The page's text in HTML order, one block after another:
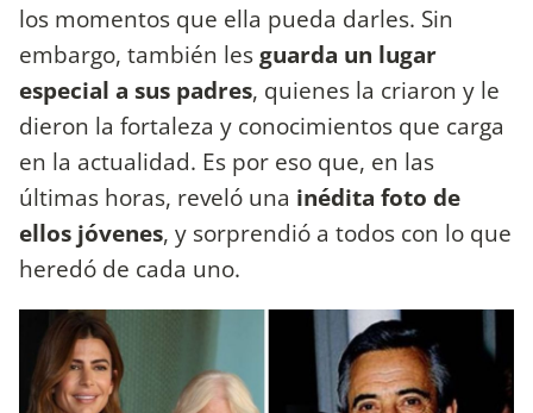
los momentos que ella pueda darles. Sin
embargo, también lesguarda un lugar
especial a sus padres, quienes la criaron y le
dieron la fortaleza y conocimientos que carga
en la actualidad. Es por eso que, en las
últimas horas, reveló una inédita foto de
ellos jóvenes, y sorprendió a todos con lo que
heredó de cada uno.